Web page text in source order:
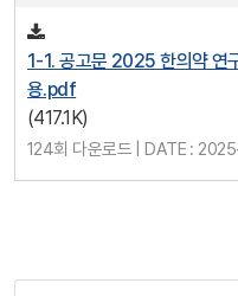
1-1. 공고문 2025 한의약 연
용.pdf
(417.1K)
124회 다운로드 | DATE :